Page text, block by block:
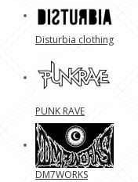
Disturbia clothing
PUNK RAVE
DM7WORKS